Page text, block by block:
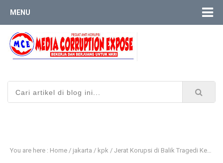
MENU
You are here : Home / jakarta / kpk / Jerat Korupsi di Balik Tragedi Keuangan ​